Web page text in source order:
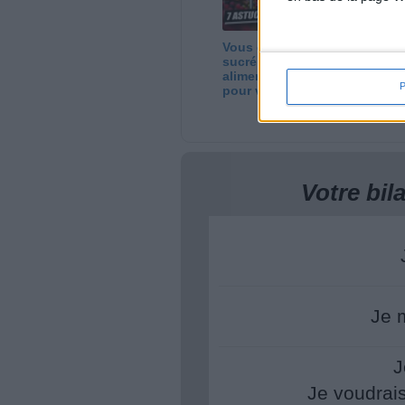
Vous craquez sur le
sucré ? 7 astuces
alimentaires simples
pour vous libérer
Votre
Je
Je